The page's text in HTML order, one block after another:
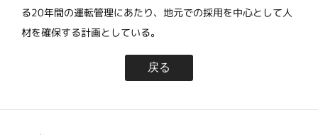
る20年間の運転管理にあたり、地元での採用を中心として人
材を確保する計画としている。
戻る